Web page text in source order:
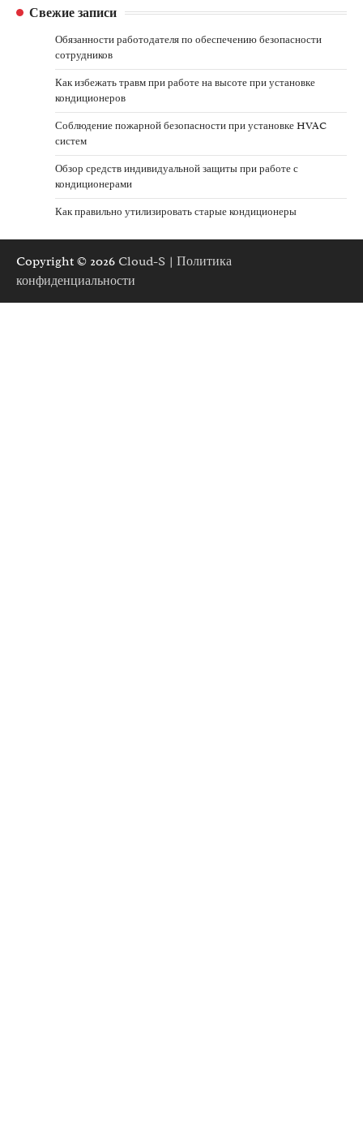
Свежие записи
Обязанности работодателя по обеспечению безопасности
сотрудников
Как избежать травм при работе на высоте при установке
кондиционеров
Соблюдение пожарной безопасности при установке HVAC
систем
Обзор средств индивидуальной защиты при работе с
кондиционерами
Как правильно утилизировать старые кондиционеры
Copyright © 2026 Cloud-S | Политика
конфиденциальности